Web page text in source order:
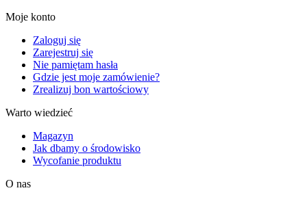
Moje konto
Zaloguj się
Zarejestruj się
Nie pamiętam hasła
Gdzie jest moje zamówienie?
Zrealizuj bon wartościowy
Warto wiedzieć
Magazyn
Jak dbamy o środowisko
Wycofanie produktu
O nas